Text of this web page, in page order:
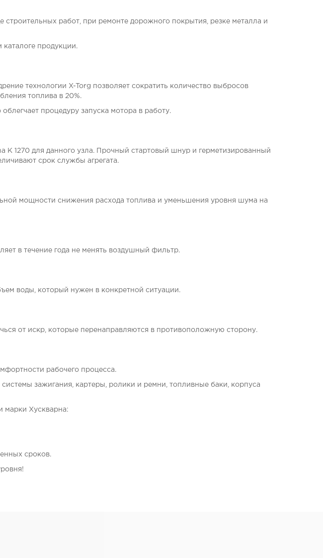
строительных работ, при ремонте дорожного покрытия, резке металла и
продукции.
технологии X-Torg позволяет сократить количество выбросов
топлива в 20%.
процедуру запуска мотора в работу.
K 1270 для данного узла. Прочный стартовый шнур и герметизированный
срок службы агрегата.
мощности снижения расхода топлива и уменьшения уровня шума на
в течение года не менять воздушный фильтр.
воды, который нужен в конкретной ситуации.
от искр, которые перенаправляются в противоположную сторону.
рабочего процесса.
зажигания, картеры, ролики и ремни, топливные баки, корпуса
марки Хускварна:
сроков.